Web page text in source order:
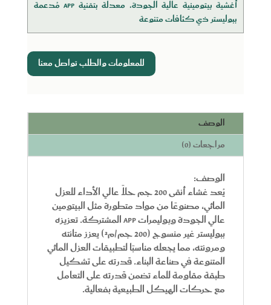
أغشية بيتومينية عالية الجودة، معدلة بتقنية APP مُدعمة
ببوليستر ذي كثافات متنوعة
للمعلومات والطلب تواصل معنا
الوصف
مراجعات (0)
الوصف:
يُعد غشاءأنقى 200 جم
حلاً عالي الأداء للعزل
المائي، مصنوعًا من مواد متطورة مثل البيتومين
عالي الجودة وبوليمرات APP المشتركة. تعزيزه
ببوليستر غير منسوج (200 جم/م²) يعزز متانته
ومرونته، مما يجعله مناسبًا لتطبيقات العزل المائي
المتنوعة في صناعة البناء. قدرته على تشكيل
طبقة مقاومة للماء تضمن قدرته على التعامل
مع حركات الهيكل الطبيعية بفعالية.